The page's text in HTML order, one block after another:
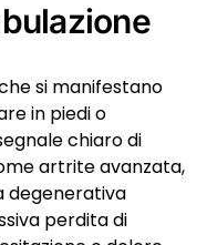
si manifestano
in piedi o
chiaro di
artrite avanzata,
degenerativa
perdita di